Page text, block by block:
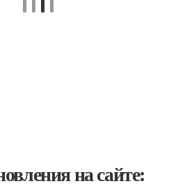
на сайте: